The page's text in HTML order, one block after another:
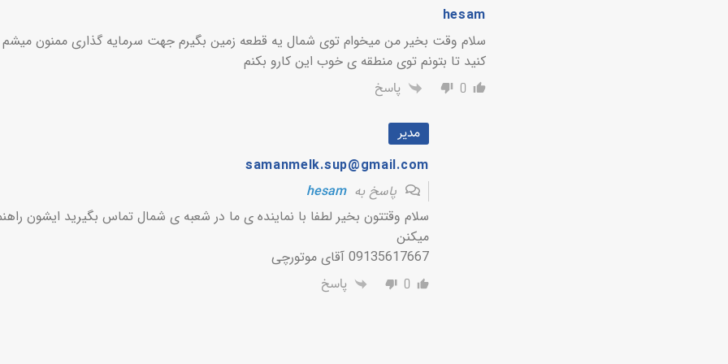
hesam
سلام وقت بخیر من میخوام توی شمال یه قطعه زمین بگیرم جهت سرمایه گذاری ممنون میشم
کنید تا بتونم توی منطقه ی خوب این کارو بکنم
0 پاسخ
مدیر
samanmelk.sup@gmail.com
پاسخ بهhesam
سلام وقتتون بخیر لطفا با نماینده ی ما در شعبه ی شمال تماس بگیرید ایشون
میکنن
09135617667 آقای موتورچی
0 پاسخ